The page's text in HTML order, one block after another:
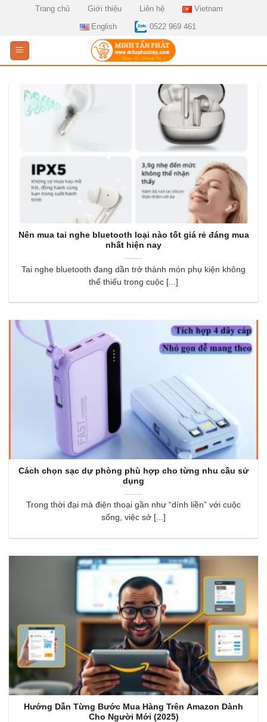
Trang chủ Giới thiệu Liên hệ
Vietnam
English
0522 969 461
Nên mua tai nghe bluetooth loại nào tốt giá rẻ đáng mua
nhất hiện nay
Tai nghe bluetooth đang dần trở thành món phụ kiện không
thể thiếu trong cuộc [...]
Cách chọn sạc dự phòng phù hợp cho từng nhu cầu sử
dụng
Trong thời đại mà điện thoại gần như “dính liền” với cuộc
sống, việc sở [...]
Hướng Dẫn Từng Bước Mua Hàng Trên Amazon Dành
Cho Người Mới (2025)